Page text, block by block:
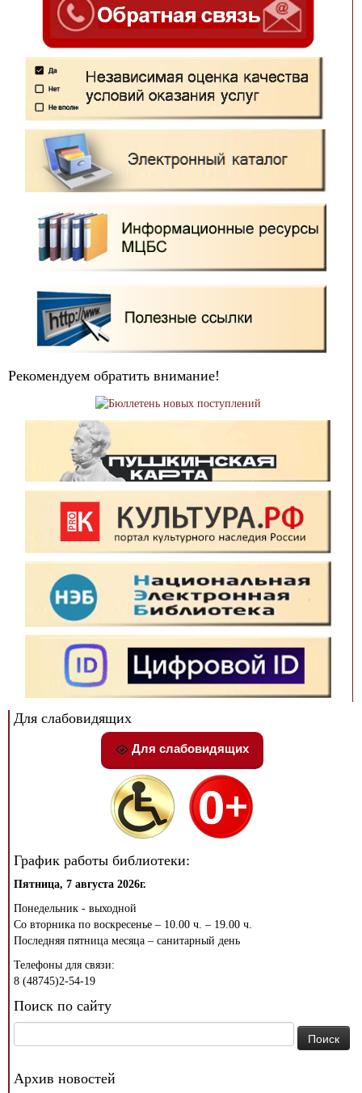
Рекомендуем обратить внимание!
Для слабовидящих
Для слабовидящих
График работы библиотеки:
Пятница, 7 августа 2026г.
Понедельник - выходной
Со вторника по воскресенье – 10.00 ч. – 19.00 ч.
Последняя пятница месяца – санитарный день
Телефоны для связи:
8 (48745)2-54-19
Поиск по сайту
Архив новостей